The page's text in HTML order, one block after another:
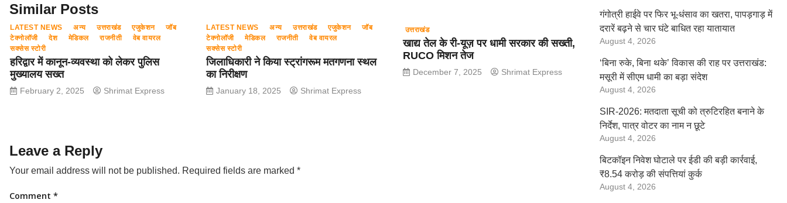
o
k
p
Similar Posts
LATEST NEWS अन्य उत्तराखंड एजुकेशन
जॉब
टेक्नोलॉजी
देश मेडिकल राजनीती
वेब वायरल
सक्सेस स्टोरी
हरिद्वार में कानून-व्यवस्था को लेकर पुलिस
मुख्यालय सख्त
February 2, 2025 Shrimat Express
LATEST NEWS अन्य उत्तराखंड एजुकेशन
जॉब
टेक्नोलॉजी
मेडिकल राजनीती
वेब वायरल
सक्सेस स्टोरी
जिलाधिकारी ने किया स्ट्रांगरूम मतगणना स्थल
का निरीक्षण
January 18, 2025 Shrimat Express
उत्तराखंड
खाद्य तेल के री-यूज़ पर धामी सरकार की सख्ती,
RUCO मिशन तेज
December 7, 2025 Shrimat Express
Leave a Reply
Your email address will not be published. Required fields are marked *
Comment *
गंगोत्री हाईवे पर फिर भू-धंसाव का खतरा, पापड़गाड़ में
दरारें बढ़ने से चार घंटे बाधित रहा यातायात
August 4, 2026
‘बिना रुके, बिना थके’ विकास की राह पर उत्तराखंड:
मसूरी में सीएम धामी का बड़ा संदेश
August 4, 2026
SIR-2026: मतदाता सूची को त्रुटिरहित बनाने के
निर्देश, पात्र वोटर का नाम न छूटे
August 4, 2026
बिटकॉइन निवेश घोटाले पर ईडी की बड़ी कार्रवाई,
₹8.54 करोड़ की संपत्तियां कुर्क
August 4, 2026